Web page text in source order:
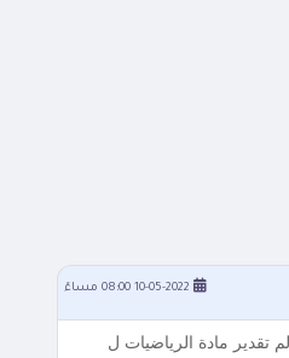
10-05-2022 08:00 مساءً